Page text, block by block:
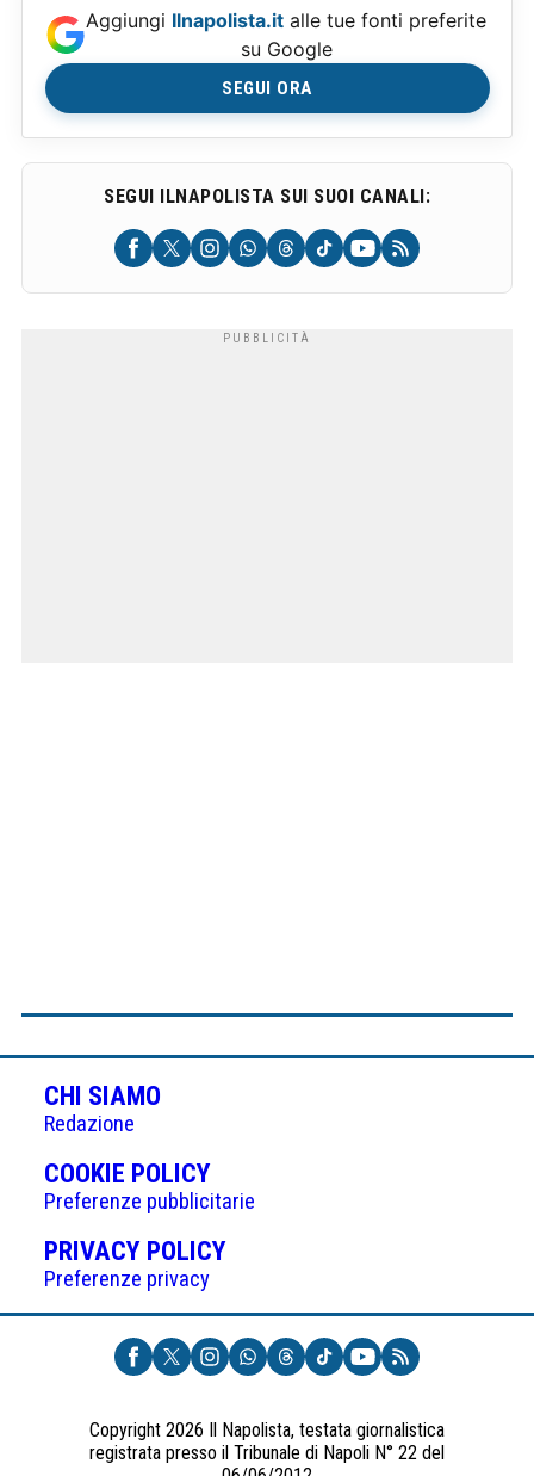
Aggiungi Ilnapolista.it alle tue fonti preferite
su Google
SEGUI ORA
SEGUI ILNAPOLISTA SUI SUOI CANALI:
CHI SIAMO
Redazione
COOKIE POLICY(APRE
IN
UNA
NUOVA
Preferenze pubblicitarie
PRIVACY POLICY(APRE
UNA
NUOVA
SCHEDA)
Preferenze privacy
Copyright 2026 Il Napolista, testata giornalistica
registrata presso il Tribunale di Napoli N° 22 del